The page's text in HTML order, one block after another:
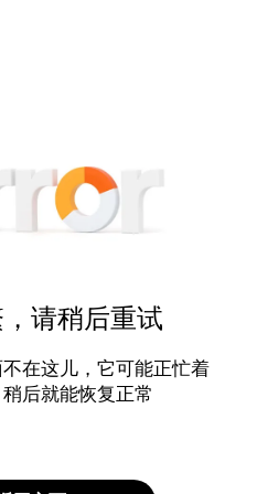
请稍后重试
在这儿，它可能正忙着
后就能恢复正常